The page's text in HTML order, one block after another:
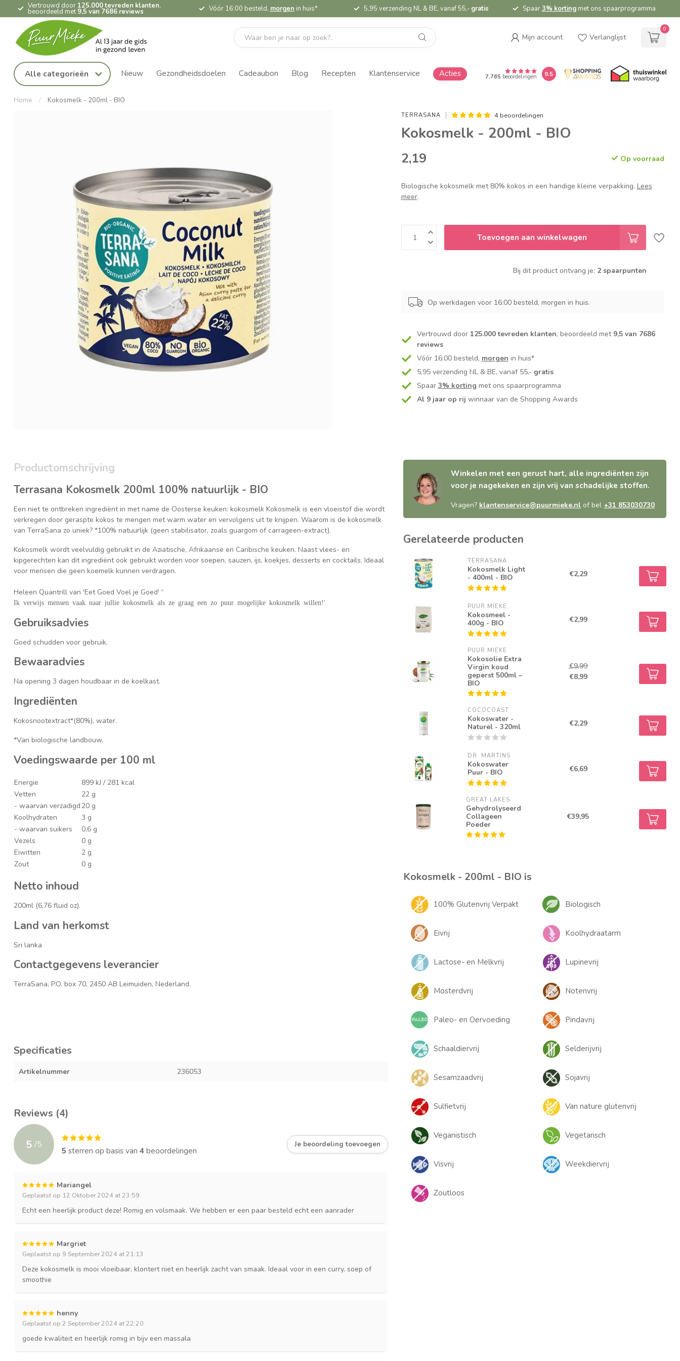
Vertrouwd door 125.000 tevreden klanten,
beoordeeld met 9,5 van 7686 reviews Vóór 16:00 besteld, morgen in huis* 5,95 verzending NL & BE, vanaf 55,- gratis Spaar3% kortingmet ons spaarprogramma
Mijn account Verlanglijst
0
Alle categorieën Nieuw Gezondheidsdoelen Cadeaubon Blog Recepten Klantenservice Acties 7.765 beoordelingen 9.5
Home / Kokosmelk - 200ml - BIO
TERRASANA 4 beoordelingen
Kokosmelk - 200ml - BIO
2,19 Op voorraad
Biologische kokosmelk met 80% kokos in een handige kleine verpakking. Lees
meer.
Toevoegen aan winkelwagen
Bij dit product ontvang je: 2 spaarpunten
Op werkdagen voor 16:00 besteld, morgen in huis.
Vertrouwd door 125.000 tevreden klanten, beoordeeld met 9,5 van 7686
reviews
Vóór 16:00 besteld, morgen in huis*
5,95 verzending NL & BE, vanaf 55,- gratis
Spaar 3% korting met ons spaarprogramma
Al 9 jaar op rij winnaar van de Shopping Awards
Productomschrijving
Terrasana Kokosmelk 200ml 100% natuurlijk - BIO
Een niet te ontbreken ingrediënt in met name de Oosterse keuken: kokosmelk Kokosmelk is een vloeistof die wordt
verkregen door geraspte kokos te mengen met warm water en vervolgens uit te knijpen. Waarom is de kokosmelk
van TerraSana zo uniek? *100% natuurlijk (geen stabilisator, zoals guargom of carrageen-extract).
Kokosmelk wordt veelvuldig gebruikt in de Aziatische, Afrikaanse en Caribische keuken. Naast vlees- en
kipgerechten kan dit ingrediënt ook gebruikt worden voor soepen, sauzen, ijs, koekjes, desserts en cocktails. Ideaal
voor mensen die geen koemelk kunnen verdragen.
Heleen Quantrill van 'Eet Goed Voel je Goed' '
Ik verwijs mensen vaak naar jullie kokosmelk als ze graag een zo puur mogelijke kokosmelk willen!'
Gebruiksadvies
Goed schudden voor gebruik.
Bewaaradvies
Na opening 3 dagen houdbaar in de koelkast.
Ingrediënten
Kokosnootextract*(80%), water.
*Van biologische landbouw.
Voedingswaarde per 100 ml
Energie
899 kJ / 281 kcal
Vetten
22 g
- waarvan verzadigd 20 g
Koolhydraten
3 g
- waarvan suikers
0,6 g
Vezels
0 g
Eiwitten
2 g
Zout
0 g
Netto inhoud
200ml (6,76 fluid oz).
Land van herkomst
Sri lanka
Contactgegevens leverancier
TerraSana, P.O. box 70, 2450 AB Leimuiden, Nederland.
Specificaties
Artikelnummer 236053
Reviews (4)
5 /5
5 sterren op basis van 4beoordelingen
Je beoordeling toevoegen
Mariangel
Geplaatst op 12 Oktober 2024 at 23:59
Echt een heerlijk product deze! Romig en volsmaak. We hebben er een paar besteld echt een aanrader
Margriet
Geplaatst op 9 September 2024 at 21:13
Deze kokosmelk is mooi vloeibaar, klontert niet en heerlijk zacht van smaak. Ideaal voor in een curry, soep of
smoothie
henny
Geplaatst op 2 September 2024 at 22:20
goede kwaliteit en heerlijk romig in bijv een massala
Winkelen met een gerust hart, alle ingrediënten zijn
voor je nagekeken en zijn vrij van schadelijke stoffen.
Vragen? klantenservice@puurmieke.nl of bel +31 853030730
Gerelateerde producten
TERRASANA
Kokosmelk Light
- 400ml - BIO
€2,29
PUUR MIEKE
Kokosmeel -
400g - BIO
€2,99
PUUR MIEKE
Kokosolie Extra
Virgin koud
geperst 500ml –
BIO
€9,99
€8,99
COCOCOAST
Kokoswater -
Naturel - 320ml
€2,29
DR. MARTINS
Kokoswater
Puur - BIO
€6,69
GREAT LAKES
Gehydrolyseerd
Collageen
Poeder
€39,95
Kokosmelk - 200ml - BIO is
100% Glutenvrij Verpakt Biologisch
Eivrij Koolhydraatarm
Lactose- en Melkvrij Lupinevrij
Mosterdvrij Notenvrij
Paleo- en Oervoeding Pindavrij
Schaaldiervrij Selderijvrij
Sesamzaadvrij Sojavrij
Sulfietvrij Van nature glutenvrij
Veganistisch Vegetarisch
Visvrij Weekdiervrij
Zoutloos